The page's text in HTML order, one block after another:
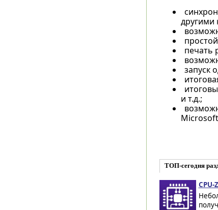
печать
запуск
и т.д.;
ТОП-сегодня
CPU-